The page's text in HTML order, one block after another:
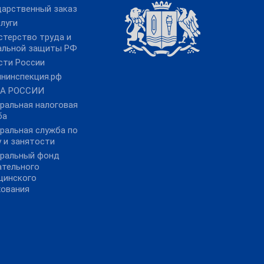
заказ
труда и
защиты РФ
России
РОССИИ
налоговая
служба по
и занятости
фонд